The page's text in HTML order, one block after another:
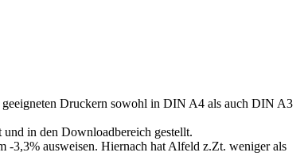
Druckern sowohl in DIN A4 als auch DIN A3
und in den Downloadbereich gestellt.
-3,3% ausweisen. Hiernach hat Alfeld z.Zt. weniger als